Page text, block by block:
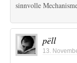
sinnvolle
pëll
13.